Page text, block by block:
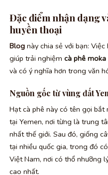
Đặc điểm nhận dạng
huyền thoại
Blog này chia sẻ với bạn:
giúp trải nghiệm cà phê
và có ý nghĩa hơn trong văn
Nguồn gốc từ vùng đất
Hạt cà phê này có tên gọi
tại Yemen, nơi từng là trung
nhất thế giới. Sau đó, giống
tại nhiều quốc gia, trong đó
Việt Nam, nơi có thổ nhưỡng
cao nhất.